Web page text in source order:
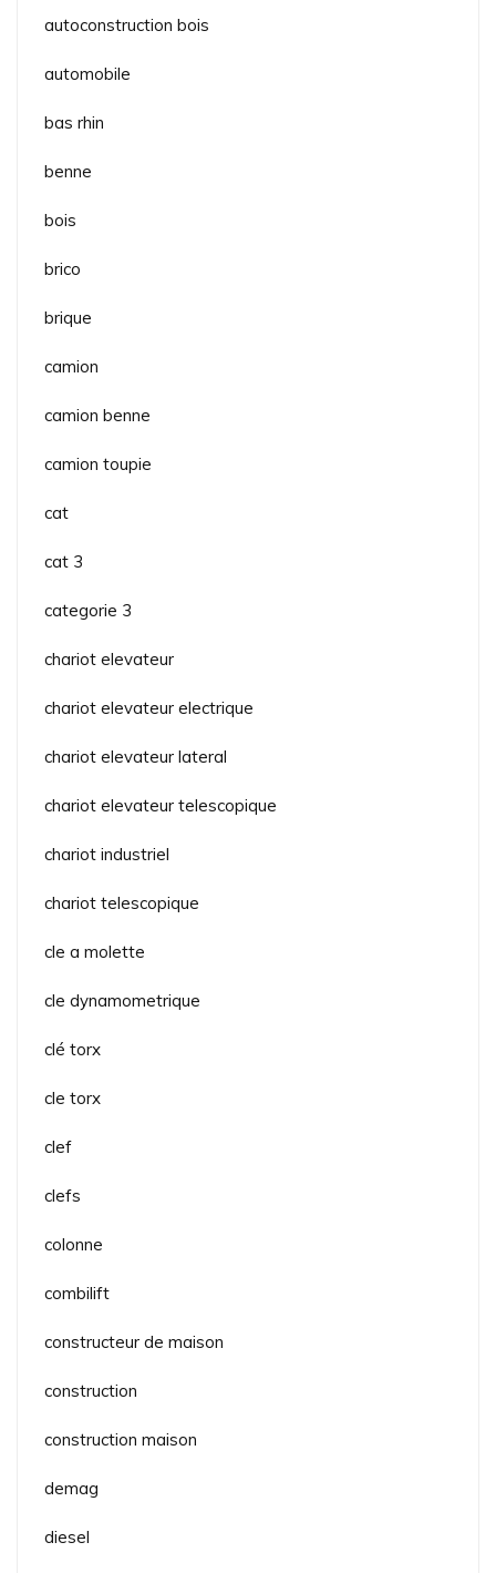
autoconstruction bois
automobile
bas rhin
benne
bois
brico
brique
camion
camion benne
camion toupie
cat
cat 3
categorie 3
chariot elevateur
chariot elevateur electrique
chariot elevateur lateral
chariot elevateur telescopique
chariot industriel
chariot telescopique
cle a molette
cle dynamometrique
clé torx
cle torx
clef
clefs
colonne
combilift
constructeur de maison
construction
construction maison
demag
diesel